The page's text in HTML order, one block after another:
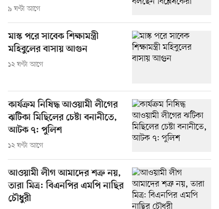
৯ ঘণ্টা আগে
মাস্ক পরে সাবেক শিক্ষামন্ত্রী
মহিবুলের বাসায় আগুন
১২ ঘণ্টা আগে
কার্যক্রম নিষিদ্ধ আওয়ামী লীগের
ঝটিকা মিছিলের চেষ্টা বনানীতে,
আটক ৭: পুলিশ
১২ ঘণ্টা আগে
আওয়ামী লীগ আমাদের শত্রু নয়,
তারা মিত্র: বিএনপির এমপি নাছির
চৌধুরী